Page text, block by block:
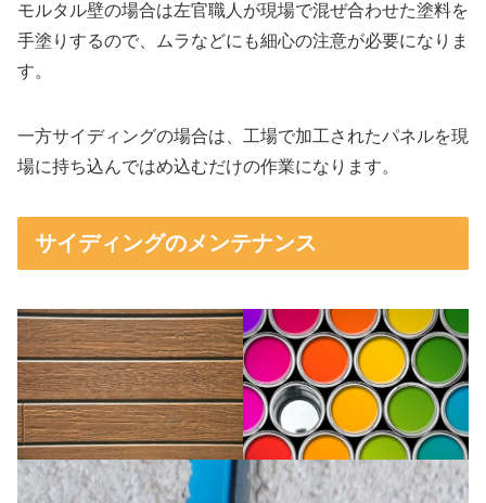
モルタル壁の場合は左官職人が現場で混ぜ合わせた塗料を
手塗りするので、ムラなどにも細心の注意が必要になりま
す。
一方サイディングの場合は、工場で加工されたパネルを現
場に持ち込んではめ込むだけの作業になります。
サイディングのメンテナンス